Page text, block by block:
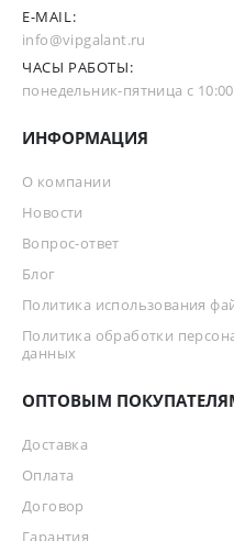
E-MAIL:
info@vipgalant.ru
ЧАСЫ РАБОТЫ:
понедельник-пятница с
ИНФОРМАЦИЯ
О компании
Новости
Вопрос-ответ
Блог
Политика использования
Политика обработки
данных
ОПТОВЫМ
Доставка
Оплата
Договор
Гарантия